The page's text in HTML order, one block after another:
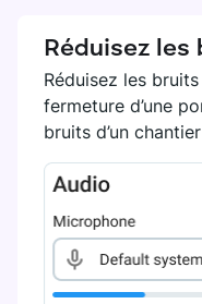
Réduisez
Réduisez les
fermeture d’une
bruits d’un